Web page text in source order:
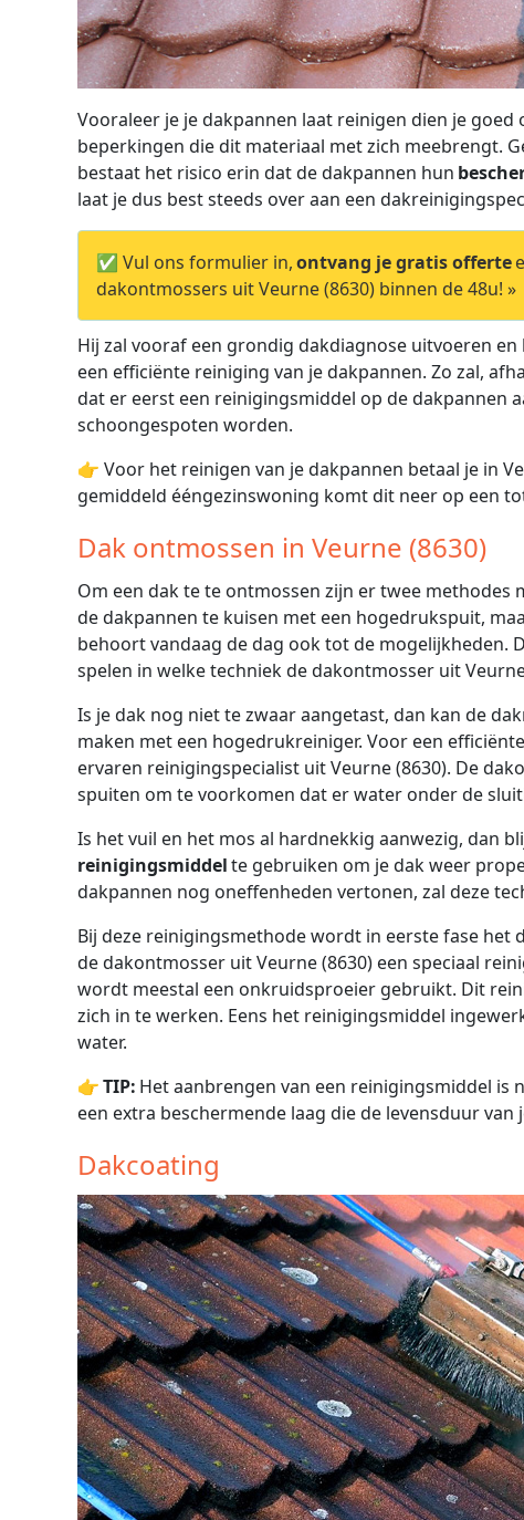
Vooraleer je je dakpannen laat reinigen dien je
beperkingen die dit materiaal met zich meebrengt.
bestaat het risico erin dat de dakpannen hun
laat je dus best steeds over aan een
✅ Vul ons formulier in,ontvang je gratis offerte
dakontmossers uit Veurne (8630) binnen de 48u! »
Hij zal vooraf een grondig dakdiagnose uitvoeren
een efficiënte reiniging van je dakpannen. Zo zal,
dat er eerst een reinigingsmiddel op de dakpannen
schoongespoten worden.
👉 Voor het reinigen van je dakpannen betaal je in
gemiddeld ééngezinswoning komt dit neer op een
Dak ontmossen in Veurne (8630)
Om een dak te te ontmossen zijn er twee
de dakpannen te kuisen met een hogedrukspuit,
behoort vandaag de dag ook tot de mogelijkheden.
spelen in welke techniek de dakontmosser uit
Is je dak nog niet te zwaar aangetast, dan kan de
maken met een hogedrukreiniger. Voor een
ervaren reinigingspecialist uit Veurne (8630). De
spuiten om te voorkomen dat er water onder de
Is het vuil en het mos al hardnekkig aanwezig, dan
reinigingsmiddelte gebruiken om je dak weer
dakpannen nog oneffenheden vertonen, zal deze
Bij deze reinigingsmethode wordt in eerste fase
de dakontmosser uit Veurne (8630) een speciaal
wordt meestal een onkruidsproeier gebruikt. Dit
zich in te werken. Eens het reinigingsmiddel
water.
👉TIP: Het aanbrengen van een reinigingsmiddel is
een extra beschermende laag die de levensduur
Dakcoating